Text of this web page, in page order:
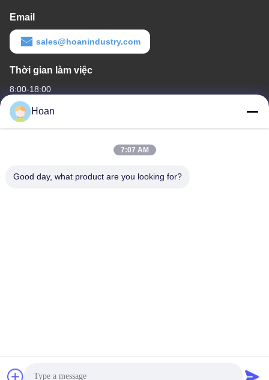
Email
sales@hoanindustry.com
Thời gian làm việc
8:00-18:00
Địa chỉ của chúng tôi
F7, Tòa nhà 2, Công viên công nghiệp Xinkai, đường 2 Jinye,
Chính sách bảo mật
Hoan
7:07 AM
Good day, what product are you looking for?